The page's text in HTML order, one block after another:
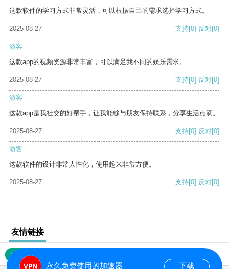
这款软件的学习方式非常灵活，可以根据自己的需求选择学习方式。
2025-08-27 支持[0] 反对[0]
游客
这款app的视频资源非常丰富，可以满足我不同的娱乐需求。
2025-08-27 支持[0] 反对[0]
游客
这款app是我社交的好帮手，让我能够与朋友保持联系，分享生活点滴。
2025-08-27 支持[0] 反对[0]
游客
这款软件的设计非常人性化，使用起来非常方便。
2025-08-27 支持[0] 反对[0]
友情链接
网站地图
永久免费使用的加速器 下载